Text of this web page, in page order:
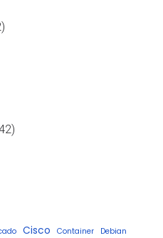
Cisco Container
Debian